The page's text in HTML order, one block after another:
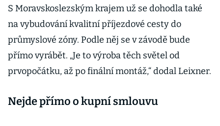
S Moravskoslezským krajem už se dohodla také
na vybudování kvalitní příjezdové cesty do
průmyslové zóny. Podle něj se v závodě bude
přímo vyrábět. „Je to výroba těch světel od
prvopočátku, až po finální montáž,“ dodal Leixner.
Nejde přímo o kupní smlouvu